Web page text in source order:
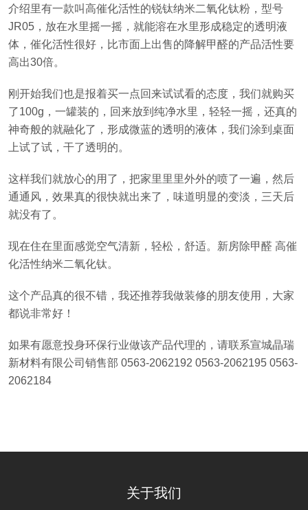
介绍里有一款叫高催化活性的锐钛纳米二氧化钛粉，型号
JR05，放在水里摇一摇，就能溶在水里形成稳定的透明液
体，催化活性很好，比市面上出售的降解甲醛的产品活性要
高出30倍。
刚开始我们也是报着买一点回来试试看的态度，我们就购买
了100g，一罐装的，回来放到纯净水里，轻轻一摇，还真的
神奇般的就融化了，形成微蓝的透明的液体，我们涂到桌面
上试了试，干了透明的。
这样我们就放心的用了，把家里里里外外的喷了一遍，然后
通通风，效果真的很快就出来了，味道明显的变淡，三天后
就没有了。
现在住在里面感觉空气清新，轻松，舒适。新房除甲醛 高催
化活性纳米二氧化钛。
这个产品真的很不错，我还推荐我做装修的朋友使用，大家
都说非常好！
如果有愿意投身环保行业做该产品代理的，请联系宣城晶瑞
新材料有限公司销售部 0563-2062192 0563-2062195 0563-
2062184
关于我们